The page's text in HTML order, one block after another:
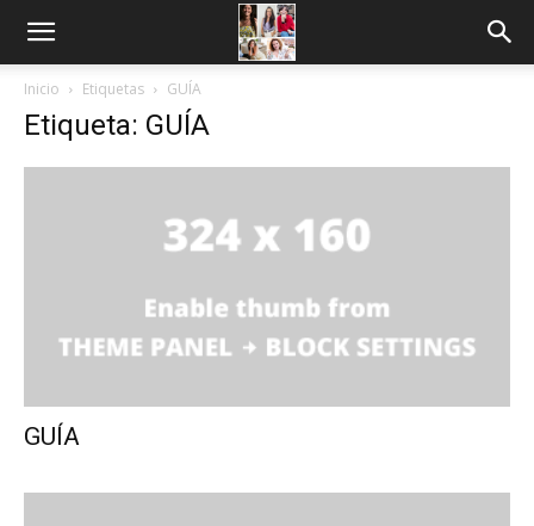
Inicio Etiquetas GUÍA
Etiqueta: GUÍA
GUÍA